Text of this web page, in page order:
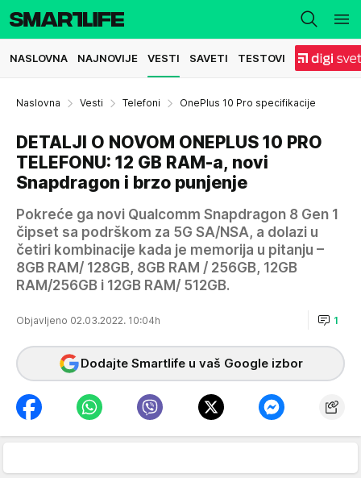
NASLOVNA NAJNOVIJE VESTI SAVETI TESTOVI
Naslovna Vesti Telefoni OnePlus 10 Pro specifikacije
DETALJI O NOVOM ONEPLUS 10 PRO
TELEFONU: 12 GB RAM-a, novi
Snapdragon i brzo punjenje
Pokreće ga novi Qualcomm Snapdragon 8 Gen 1
čipset sa podrškom za 5G SA/NSA, a dolazi u
četiri kombinacije kada je memorija u pitanju –
8GB RAM/ 128GB, 8GB RAM / 256GB, 12GB
RAM/256GB i 12GB RAM/ 512GB.
Objavljeno 02.03.2022. 10:04h 1
Dodajte Smartlife u vaš Google izbor